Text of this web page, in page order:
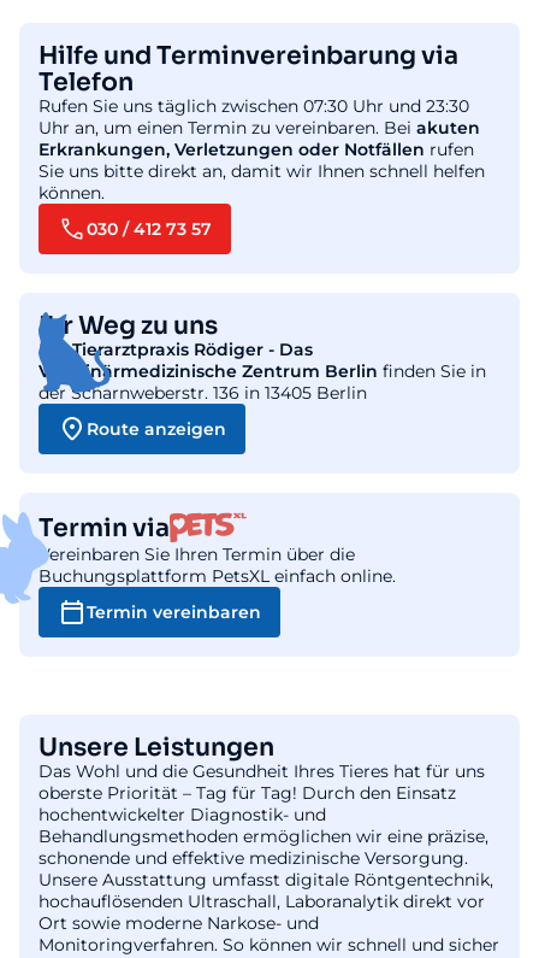
Hilfe und Terminvereinbarung via
Telefon
Rufen Sie uns täglich zwischen 07:30 Uhr und 23:30
Uhr an, um einen Termin zu vereinbaren. Bei akuten
Erkrankungen, Verletzungen oder Notfällen rufen
Sie uns bitte direkt an, damit wir Ihnen schnell helfen
können.
030 / 412 73 57
Ihr Weg zu uns
DieTierarztpraxis Rödiger - Das
Veterinärmedizinische Zentrum Berlin finden Sie in
der Scharnweberstr. 136 in 13405 Berlin
Route anzeigen
Termin via
Vereinbaren Sie Ihren Termin über die
Buchungsplattform PetsXL einfach online.
Termin vereinbaren
Unsere Leistungen
Das Wohl und die Gesundheit Ihres Tieres hat für uns
oberste Priorität – Tag für Tag! Durch den Einsatz
hochentwickelter Diagnostik- und
Behandlungsmethoden ermöglichen wir eine präzise,
schonende und effektive medizinische Versorgung.
Unsere Ausstattung umfasst digitale Röntgentechnik,
hochauflösenden Ultraschall, Laboranalytik direkt vor
Ort sowie moderne Narkose- und
Monitoringverfahren. So können wir schnell und sicher